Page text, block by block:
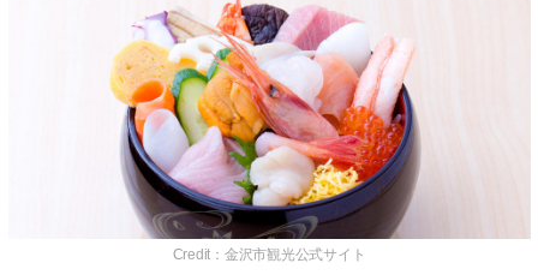
Credit：金沢市観光公式サイト